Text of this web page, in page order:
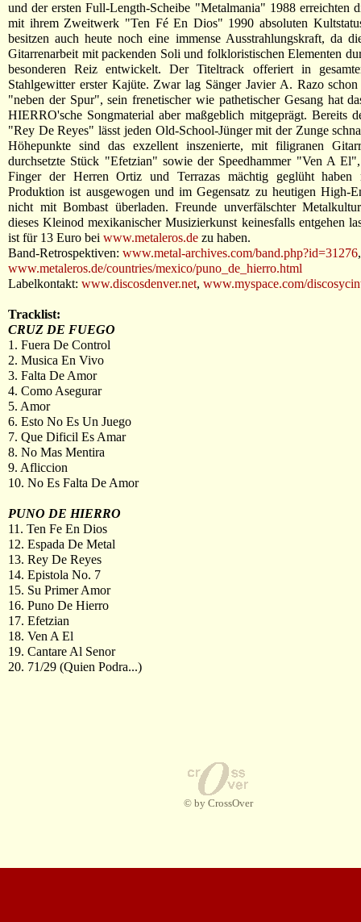
und der ersten Full-Length-Scheibe "Metalmania" 1988 erreichten
mit ihrem Zweitwerk "Ten Fé En Dios" 1990 absoluten
besitzen auch heute noch eine immense Ausstrahlungskraft, da
Gitarrenarbeit mit packenden Soli und folkloristischen Elementen
besonderen Reiz entwickelt. Der Titeltrack offeriert in
Stahlgewitter erster Kajüte. Zwar lag Sänger Javier A. Razo
"neben der Spur", sein frenetischer wie pathetischer Gesang hat
HIERRO'sche Songmaterial aber maßgeblich mitgeprägt. Bereits
"Rey De Reyes" lässt jeden Old-School-Jünger mit der Zunge
Höhepunkte sind das exzellent inszenierte, mit filigranen
durchsetzte Stück "Efetzian" sowie der Speedhammer "Ven A
Finger der Herren Ortiz und Terrazas mächtig geglüht haben
Produktion ist ausgewogen und im Gegensatz zu heutigen High-
nicht mit Bombast überladen. Freunde unverfälschter
dieses Kleinod mexikanischer Musizierkunst keinesfalls entgehen
ist für 13 Euro bei www.metaleros.de zu haben.
Band-Retrospektiven: www.metal-archives.com/band.php?id=31276,
www.metaleros.de/countries/mexico/puno_de_hierro.html
Labelkontakt: www.discosdenver.net, www.myspace.com/
Tracklist:
CRUZ DE FUEGO
1. Fuera De Control
2. Musica En Vivo
3. Falta De Amor
4. Como Asegurar
5. Amor
6. Esto No Es Un Juego
7. Que Dificil Es Amar
8. No Mas Mentira
9. Afliccion
10. No Es Falta De Amor
PUNO DE HIERRO
11. Ten Fe En Dios
12. Espada De Metal
13. Rey De Reyes
14. Epistola No. 7
15. Su Primer Amor
16. Puno De Hierro
17. Efetzian
18. Ven A El
19. Cantare Al Senor
20. 71/29 (Quien Podra...)
© by CrossOver